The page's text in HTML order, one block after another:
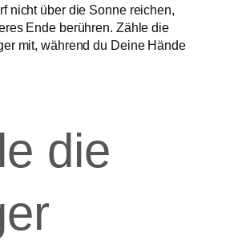
nicht über die Sonne reichen,
Ende berühren. Zähle die
mit, während du Deine Hände
die